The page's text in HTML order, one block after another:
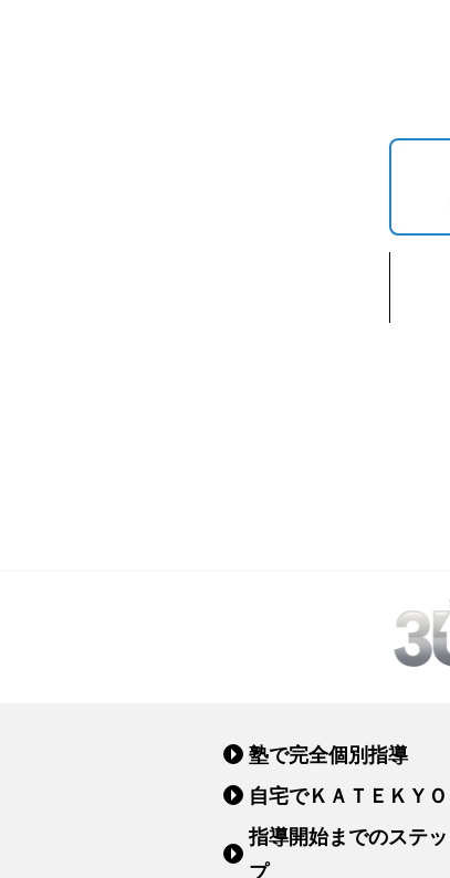
塾で完全個別指導
自宅でＫＡＴＥＫＹＯ
指導開始までのステッ
プ